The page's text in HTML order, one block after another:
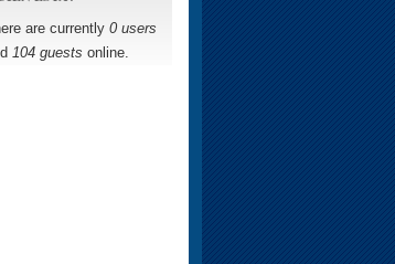
are currently 0 users
104 guests online.